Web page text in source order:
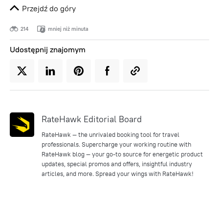
Przejdź do góry
214 mniej niż minuta
Udostępnij znajomym
RateHawk Editorial Board
RateHawk — the unrivaled booking tool for travel
professionals. Supercharge your working routine with
RateHawk blog — your go-to source for energetic product
updates, special promos and offers, insightful industry
articles, and more. Spread your wings with RateHawk!